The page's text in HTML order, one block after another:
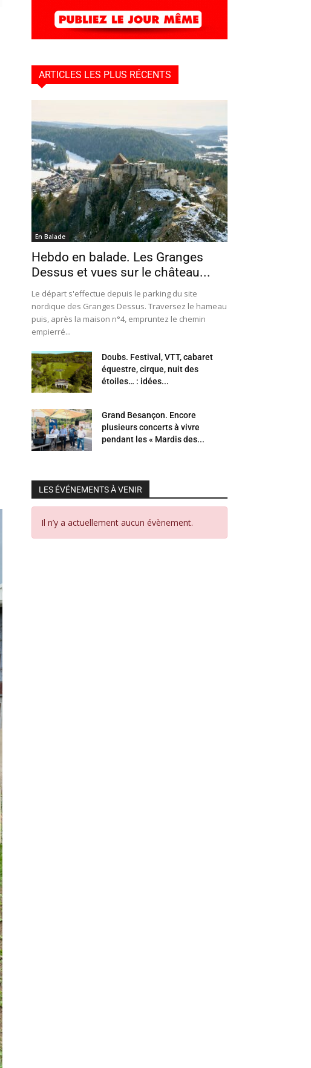
ARTICLES LES PLUS RÉCENTS
En Balade
Hebdo en balade. Les Granges
Dessus et vues sur le château...
Le départ s'effectue depuis le parking du site
nordique des Granges Dessus. Traversez le hameau
puis, après la maison n°4, empruntez le chemin
empierré...
Doubs. Festival, VTT, cabaret
équestre, cirque, nuit des
étoiles… : idées...
Grand Besançon. Encore
plusieurs concerts à vivre
pendant les « Mardis des...
LES ÉVÉNEMENTS À VENIR
Il n’y a actuellement aucun évènement.